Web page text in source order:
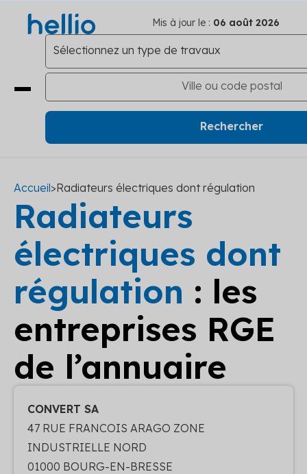
Mis à jour le : 06 août 2026
Accueil>Radiateurs électriques dont régulation
Radiateurs
électriques dont
régulation : les
entreprises RGE
de l’annuaire
CONVERT SA
47 RUE FRANCOIS ARAGO ZONE
INDUSTRIELLE NORD
01000 BOURG-EN-BRESSE